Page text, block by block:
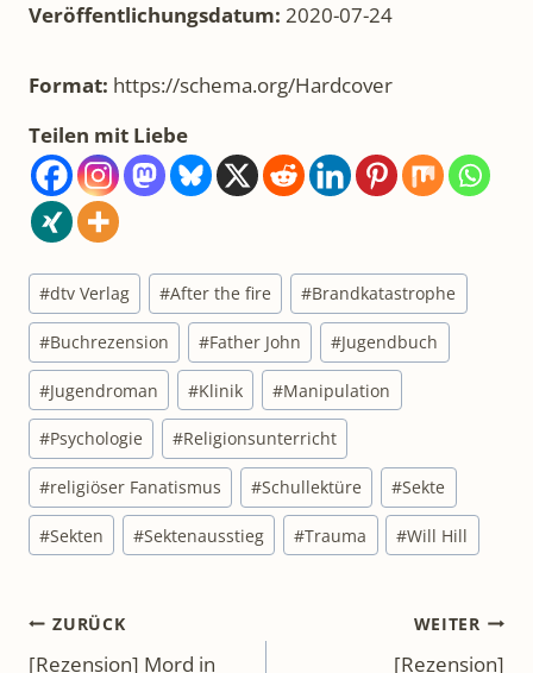
Veröffentlichungsdatum: 2020-07-24
Format: https://schema.org/Hardcover
Teilen mit Liebe
Schlagworte:
#dtv Verlag #After the fire #Brandkatastrophe
#Buchrezension #Father John #Jugendbuch
#Jugendroman #Klinik #Manipulation
#Psychologie #Religionsunterricht
#religiöser Fanatismus #Schullektüre #Sekte
#Sekten #Sektenausstieg #Trauma #Will Hill
Beitragsnavigation
ZURÜCK
[Rezension] Mord in
WEITER
[Rezension]